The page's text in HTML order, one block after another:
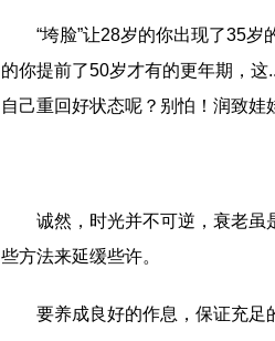
“垮脸”让28岁的你出现了35
的你提前了50岁才有的更年期，这
自己重回好状态呢？别怕！润致娃
诚然，时光并不可逆，衰老虽
些方法来延缓些许。
要养成良好的作息，保证充足